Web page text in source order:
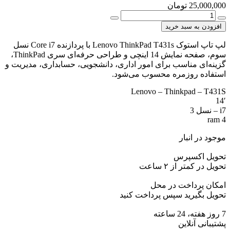
25,000,000 تومان
خرید
لپ
تاپ
استوک
Lenovo
ThinkPad
T431s
نسل
7
مهم
کارهای
اداری
دانشجویی
عدد
افزودن به سبد خرید
لپ تاپ استوک Lenovo ThinkPad T431s با پردازنده Core i7 نسل
سوم، صفحه نمایش 14 اینچی و طراحی حرفه‌ای سری ThinkPad،
گزینه‌ای مناسب برای امور اداری، دانشجویی، حسابداری، مدیریت و
استفاده روزمره محسوب می‌شود.
Lenovo – Thinkpad – T431S
14′
i7 – نسل 3
ram 4
موجود در انبار
تحویل اکسپرس
تحویل در کمتر از ۲ ساعت
امکان پرداخت در محل
تحویل بگیرید سپس پرداخت کنید
7 روز هفته، 24 ساعته
پشتیبانی آنلاین